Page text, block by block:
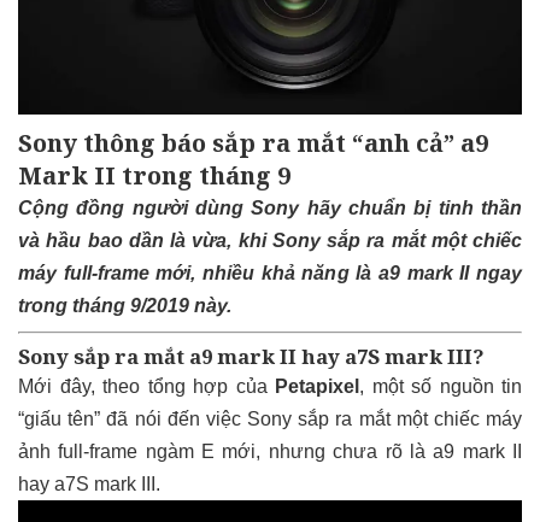
Sony thông báo sắp ra mắt “anh cả” a9
Mark II trong tháng 9
Cộng đồng người dùng Sony hãy chuẩn bị tinh thần
và hầu bao dần là vừa, khi Sony sắp ra mắt một chiếc
máy full-frame mới, nhiều khả năng là a9 mark II ngay
trong tháng 9/2019 này.
Sony sắp ra mắt a9 mark II hay a7S mark III?
Mới đây, theo tổng hợp của Petapixel , một số nguồn tin
“giấu tên” đã nói đến việc Sony sắp ra mắt một chiếc máy
ảnh full-frame ngàm E mới, nhưng chưa rõ là a9 mark II
hay a7S mark III.